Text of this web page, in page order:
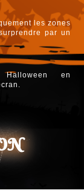
les zones
par un
en